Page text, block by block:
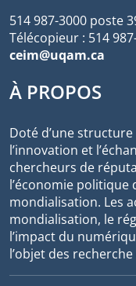
514 987-3000 poste
Télécopieur : 514
ceim@uqam.ca
À PROPOS
Doté d’une
l’innovation et
chercheurs de
l’économie politique
mondialisation. Les
mondialisation, le
l’impact du
l’objet des